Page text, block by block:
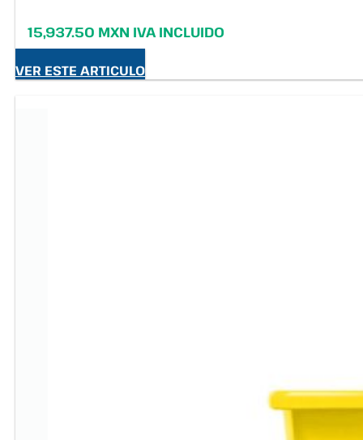
15,937.50 MXN IVA INCLUIDO
VER ESTE ARTICULO